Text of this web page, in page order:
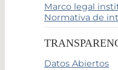
Marco legal
Normativa de
Datos Abiertos